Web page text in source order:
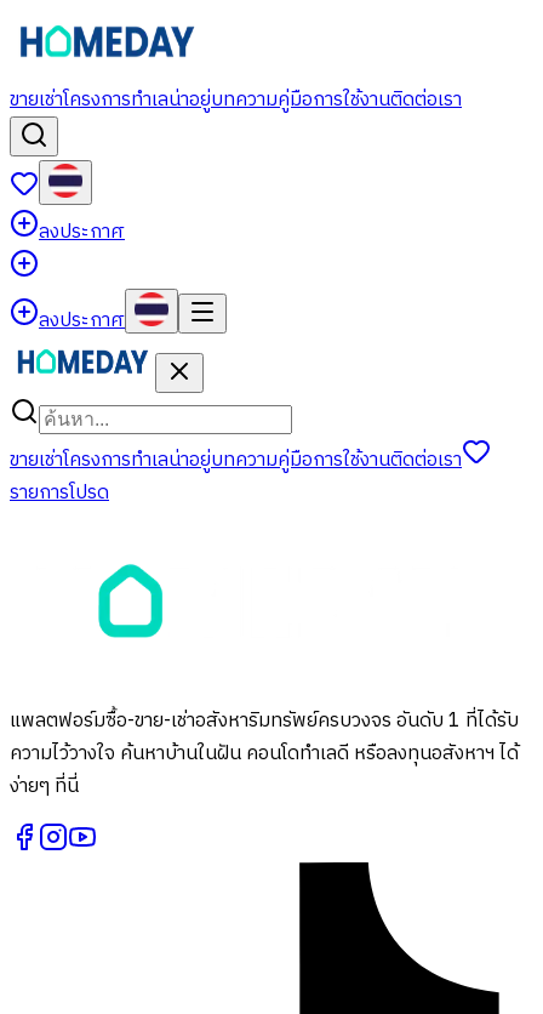
ขายเช่าโครงการทำเลน่าอยู่บทความคู่มือการใช้งานติดต่อเรา
ลงประกาศ
ลงประกาศ
ขายเช่าโครงการทำเลน่าอยู่บทความคู่มือการใช้งานติดต่อเรา
รายการโปรด
แพลตฟอร์มซื้อ-ขาย-เช่าอสังหาริมทรัพย์ครบวงจร อันดับ 1 ที่ได้รับ
ความไว้วางใจ ค้นหาบ้านในฝัน คอนโดทำเลดี หรือลงทุนอสังหาฯ ได้
ง่ายๆ ที่นี่